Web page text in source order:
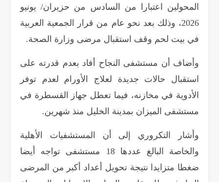
المحولين اعتبارا من السادس من حزيران/ يونيو
2026، وذلك بعد نحو عام من قرار الجمعية العربية
في بيت لحم وقف استقبال مرضى وزارة الصحة.
وأضاف أن مستشفى النجاح أفاد بعدم قدرته على
استقبال حالات جديدة لعلاج الأورام لعدم توفر
الأدوية في مخازنه، فيما تعطل جهاز القسطرة في
مستشفى الميزان بمدينة الخليل منذ شهرين.
وأشار التكروري إلى أن المستشفيات الأهلية
والخاصة البالغ عددها 18 مستشفى تواجه أيضا
ضغطا متزايدا نتيجة تحويل أعداد أكبر من المرضى